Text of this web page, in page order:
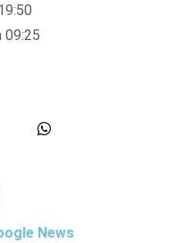
09:25
News